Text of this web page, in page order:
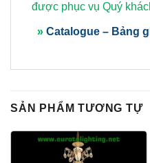
được phục vụ Quý
» Catalogue – Bảng
SẢN PHẨM TƯƠNG TỰ